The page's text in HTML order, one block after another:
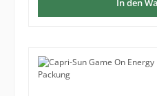
In den